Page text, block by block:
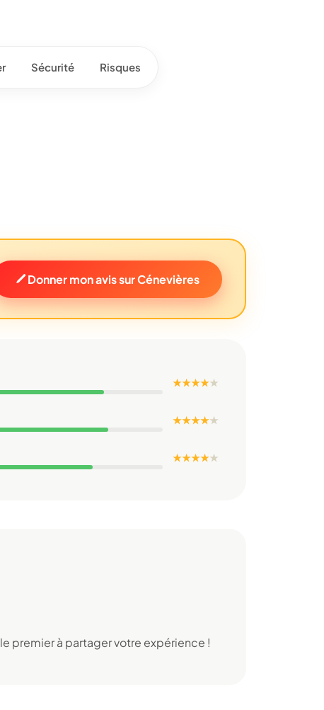
Sécurité Risques
Donner mon avis sur Cénevières
★ ★ ★ ★★
★ ★ ★ ★★
★ ★ ★ ★★
premier à partager votre expérience !